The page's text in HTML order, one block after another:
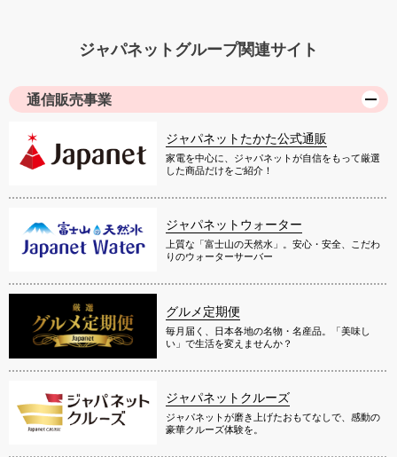
ジャパネットグループ関連サイト
通信販売事業
ジャパネットたかた公式通販
家電を中心に、ジャパネットが自信をもって厳選
した商品だけをご紹介！
ジャパネットウォーター
上質な「富士山の天然水」。安心・安全、こだわ
りのウォーターサーバー
グルメ定期便
毎月届く、日本各地の名物・名産品。「美味し
い」で生活を変えませんか？
ジャパネットクルーズ
ジャパネットが磨き上げたおもてなしで、感動の
豪華クルーズ体験を。